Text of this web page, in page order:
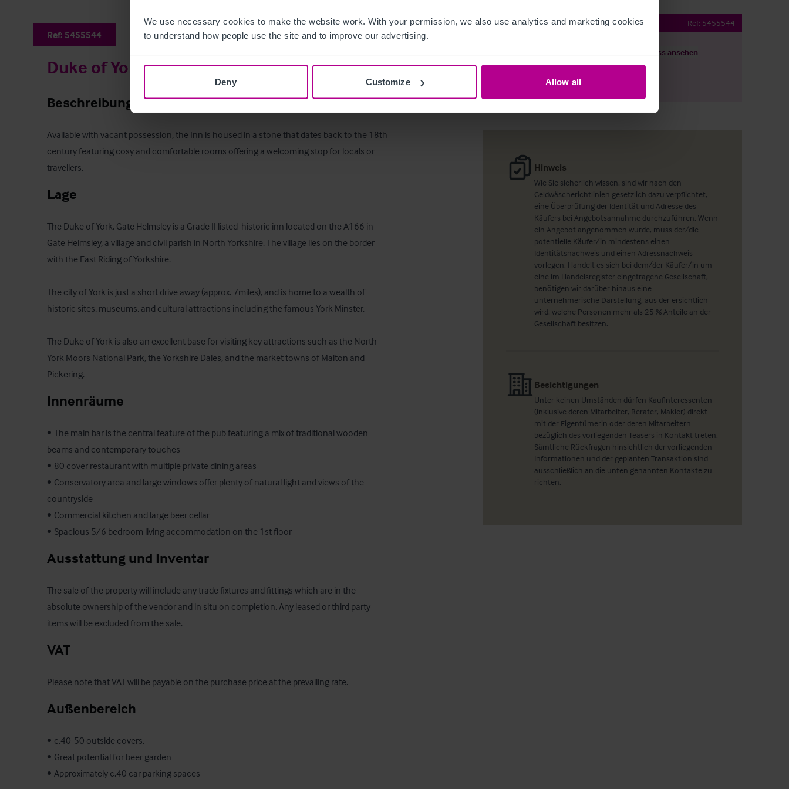
We use necessary cookies to make the website work. With your permission, we also use analytics and marketing cookies
to understand how people use the site and to improve our advertising.
Deny Customize Allow all
Ref: 5455544
Duke of York Inn
Beschreibung
Available with vacant possession, the Inn is housed in a stone that dates back to the 18th
century featuring cosy and comfortable rooms offering a welcoming stop for locals or
travellers.
Lage
The Duke of York, Gate Helmsley is a Grade II listed  historic inn located on the A166 in
Gate Helmsley, a village and civil parish in North Yorkshire. The village lies on the border
with the East Riding of Yorkshire.
The city of York is just a short drive away (approx. 7miles), and is home to a wealth of
historic sites, museums, and cultural attractions including the famous York Minster.
The Duke of York is also an excellent base for visiting key attractions such as the North
York Moors National Park, the Yorkshire Dales, and the market towns of Malton and
Pickering.
Innenräume
•	The main bar is the central feature of the pub featuring a mix of traditional wooden
beams and contemporary touches
•	80 cover restaurant with multiple private dining areas
•	Conservatory area and large windows offer plenty of natural light and views of the
countryside
•	Commercial kitchen and large beer cellar
•	Spacious 5/6 bedroom living accommodation on the 1st floor
Ausstattung und Inventar
The sale of the property will include any trade fixtures and fittings which are in the
absolute ownership of the vendor and in situ on completion. Any leased or third party
items will be excluded from the sale.
VAT
Please note that VAT will be payable on the purchase price at the prevailing rate.
Außenbereich
•	c.40-50 outside covers.
•	Great potential for beer garden
•	Approximately c.40 car parking spaces
Gate Helmsley, York Ref: 5455544
Grundriss ansehen
Per E-Mail Teilen
Hinweis
Wie Sie sicherlich wissen, sind wir nach den
Geldwäscherichtlinien gesetzlich dazu verpflichtet,
eine Überprüfung der Identität und Adresse des
Käufers bei Angebotsannahme durchzuführen. Wenn
ein Angebot angenommen wurde, muss der/die
potentielle Käufer/in mindestens einen
Identitätsnachweis und einen Adressnachweis
vorlegen. Handelt es sich bei dem/der Käufer/in um
eine im Handelsregister eingetragene Gesellschaft,
benötigen wir darüber hinaus eine
unternehmerische Darstellung, aus der ersichtlich
wird, welche Personen mehr als 25 % Anteile an der
Gesellschaft besitzen.
Besichtigungen
Unter keinen Umständen dürfen Kaufinteressenten
(inklusive deren Mitarbeiter, Berater, Makler) direkt
mit der Eigentümerin oder deren Mitarbeitern
bezüglich des vorliegenden Teasers in Kontakt treten.
Sämtliche Rückfragen hinsichtlich der vorliegenden
Informationen und der geplanten Transaktion sind
ausschließlich an die unten genannten Kontakte zu
richten.